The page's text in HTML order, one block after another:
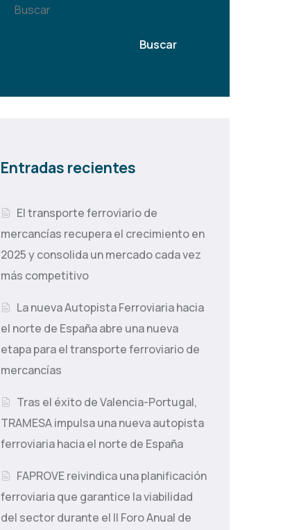
Buscar
Buscar
Entradas recientes
El transporte ferroviario de
mercancías recupera el crecimiento en
2025 y consolida un mercado cada vez
más competitivo
La nueva Autopista Ferroviaria hacia
el norte de España abre una nueva
etapa para el transporte ferroviario de
mercancías
Tras el éxito de Valencia-Portugal,
TRAMESA impulsa una nueva autopista
ferroviaria hacia el norte de España
FAPROVE reivindica una planificación
ferroviaria que garantice la viabilidad
del sector durante el II Foro Anual de